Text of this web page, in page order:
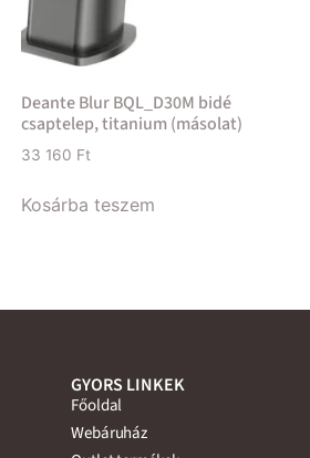
Deante Blur BQL_D30M bidé
csaptelep, titanium (másolat)
33 160 Ft
Kosárba teszem
GYORS LINKEK
Főoldal
Webáruház